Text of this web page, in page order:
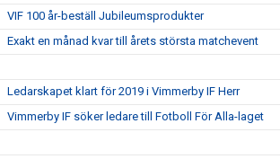
VIF 100 år-beställ Jubileumsprodukter
Exakt en månad kvar till årets största matchevent
Ledarskapet klart för 2019 i Vimmerby IF Herr
Vimmerby IF söker ledare till Fotboll För Alla-laget